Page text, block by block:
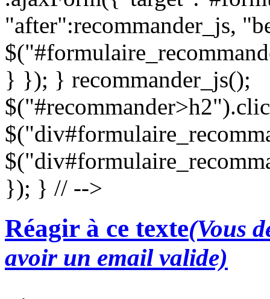
"after":recommander_js,
} }); } recommander_js();
}); } // -->
Réagir à ce texte(Vous
avoir un email valide)